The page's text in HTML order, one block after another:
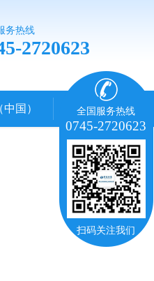
务热线
2720623
国） 全国服务热线
0745-2720623
扫码关注我们